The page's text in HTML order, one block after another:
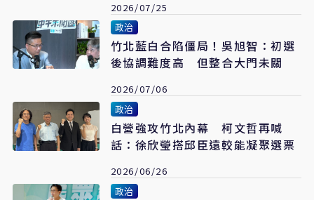
2026/07/25
政治
竹北藍白合陷僵局！吳旭智：初選
後協調難度高 但整合大門未關
2026/07/06
政治
白營強攻竹北內幕 柯文哲再喊
話：徐欣瑩搭邱臣遠較能凝聚選票
2026/06/26
政治